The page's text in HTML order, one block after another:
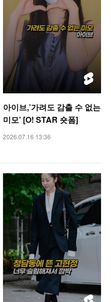
아이브,’가려도 감출 수 없는
미모’ [O! STAR 숏폼]
2026.07.16 13:36